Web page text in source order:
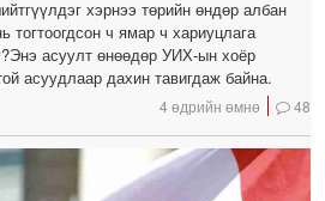
хэрнээ төрийн өндөр албан
тогтоогдсон ч ямар ч хариуцлага
асуулт өнөөдөр УИХ-ын хоёр
асуудлаар дахин тавигдаж байна.
4 өдрийн өмнө 48